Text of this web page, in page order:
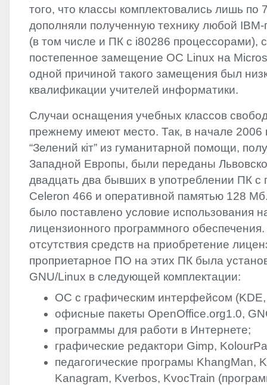
того,‭ ‬что классы комплектовались лишь
дополняли полученную технику любой IBM-
(‬в том числе и ПК с i80286‭ ‬процессорами‭)‬,‭
постепенное замещение ОС‭ ‬Linux на‭
одной причиной такого замещения был
квалификации учителей информатики.‭
Случаи оснащения учебных классов
прежнему имеют место.‭ ‬Так,‭ ‬в начале‭ ‬2006‭
“‬Зелений кіт‭” ‬из гуманитарной помощи,‭
Западной Европы,‭ ‬были переданы
‬двадцать два бывших в употреблении ПК с
Celeron‭ ‬466‭ ‬и оперативной памятью‭ ‬128‭
было поставлено условие использования
лицензионного программного
отсутствия средств на приобретение
проприетарное ПО на этих ПК была
GNU/Linux в следующей комплектации:
‏программы для работи в Интернете‭;
‬Kanagram,‭ ‬Kverbos,‭ ‬KvocTrain‭ (‬программы для изучения